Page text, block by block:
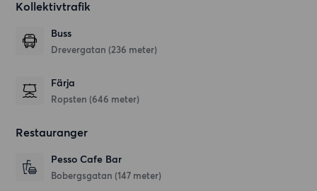
Kollektivtrafik
Buss
Drevergatan (236 meter)
Färja
Ropsten (646 meter)
Restauranger
Pesso Cafe Bar
Bobergsgatan (147 meter)